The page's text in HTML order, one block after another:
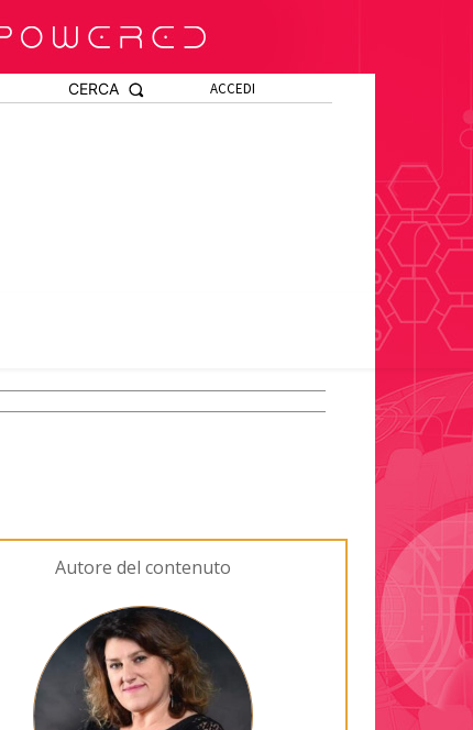
ACCEDI
CERCA
Autore del contenuto